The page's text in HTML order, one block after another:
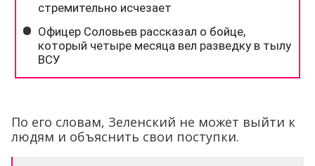
По его словам, Зеленский не может выйти к
людям и объяснить свои поступки.